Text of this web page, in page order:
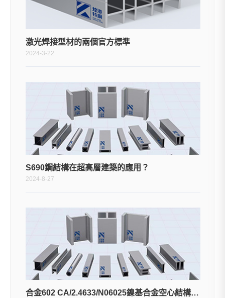
激光焊接型材的兩個官方標準
2024-3-22
S690鋼結構在超高層建築的應用？
2024-8-27
合金602 CA/2.4633/N06025鎳基合金空心結構型材